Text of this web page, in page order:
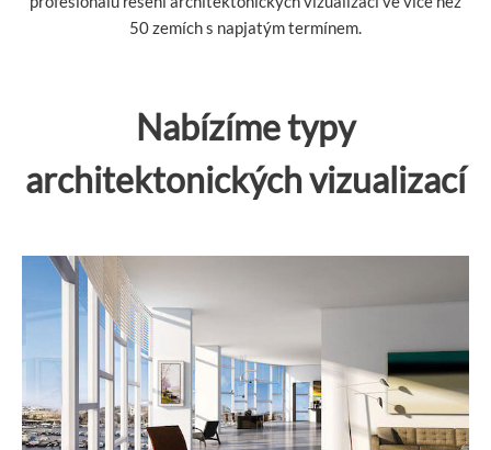
50 zemích s napjatým termínem.
Nabízíme typy
architektonických vizualizací